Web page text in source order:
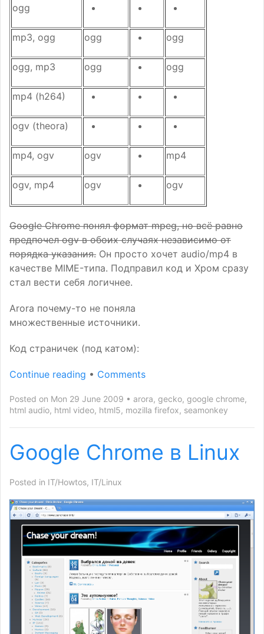
ogg
mp3, ogg ogg ogg
ogg, mp3 ogg ogg
mp4 (h264)
ogv (theora)
mp4, ogv ogv mp4
ogv, mp4 ogv ogv
Google Chrome понял формат mpeg, но всё равно
предпочел ogv в обоих случаях независимо от
порядка указания. Он просто хочет audio/mp4 в
качестве MIME-типа. Подправил код и Хром сразу
стал вести себя логичнее.
Arora почему-то не поняла
множественные источники.
Код страничек (под катом):
Continue reading • Comments
Posted on Mon 29 June 2009 arora, gecko, google chrome,
html audio, html video, html5, mozilla firefox, seamonkey
Google Chrome в Linux
Posted in IT/Howtos, IT/Linux